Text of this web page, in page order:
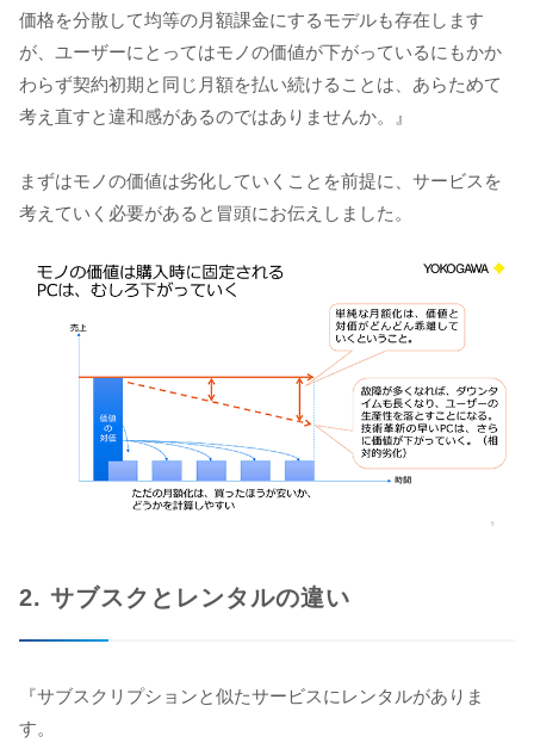
価格を分散して均等の月額課金にするモデルも存在します
が、ユーザーにとってはモノの価値が下がっているにもかか
わらず契約初期と同じ月額を払い続けることは、あらためて
考え直すと違和感があるのではありませんか。』
まずはモノの価値は劣化していくことを前提に、サービスを
考えていく必要があると冒頭にお伝えしました。
2. サブスクとレンタルの違い
『サブスクリプションと似たサービスにレンタルがありま
す。